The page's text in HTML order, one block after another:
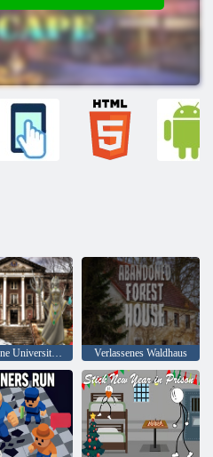
Verlassene Universität HTML5 Escape Verlassenes Waldhaus